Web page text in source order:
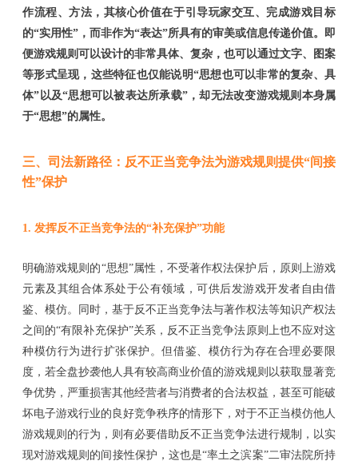
作流程、方法 ，其核心价值在于引导玩家交互、完成游戏 目标
的“实用性” ，而非作为“表达”所具有的审美或信息传递价值。即
便游戏规则可以设计的非常具体、复杂，也可以通过文字、图案
等形式呈现，这些特征也仅能说明“思想也可以非常的复杂、具
体”以及“思想可以被表达所承载”，却无法改变游戏规则本身属
于“思想”的属性。
三、 司法新路径：反不正当竞争法为游戏规则提供“间接
性”保护
1. 发挥反不正当竞争法的“补充保护”功能
明确游戏规则的“思想”属性，不受著作权法保护后，原则上游戏
元素及其组合体系处于公有领域，可供后发游戏开发者自由借
鉴、模仿。同时，基于反不正当竞争法与著作权法等知识产权法
之间的“有限补充保护”关系，反不正当竞争法原则上也不应对这
种模仿行为进行扩张保护。但借鉴、模仿行为存在合理必要限
度，若全盘抄袭他人具有较高商业价值的游戏规则以获取显著竞
争优势，严重损害其他经营者与消费者的合法权益，甚至可能破
坏电子游戏行业的良好竞争秩序的情形下，对于不正当模仿他人
游戏规则的行为，则有必要借助反不正当竞争法进行规制，以实
现对游戏规则的间接性保护，这也是“率土之滨案”二审法院所持